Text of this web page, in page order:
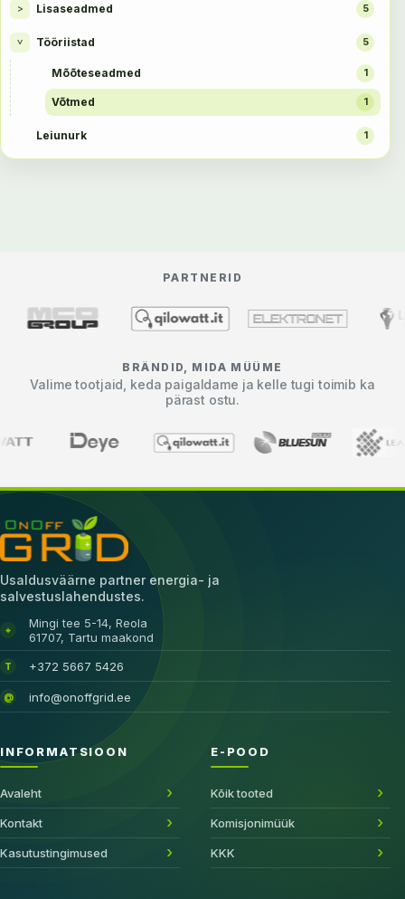
> Lisaseadmed 5
> Tööriistad 5
Mõõteseadmed 1
Võtmed 1
Leiunurk 1
PARTNERID
BRÄNDID, MIDA MÜÜME
Valime tootjaid, keda paigaldame ja kelle tugi toimib ka
pärast ostu.
Usaldusväärne partner energia- ja
salvestuslahendustes.
⌖
Mingi tee 5-14, Reola
61707, Tartu maakond
T +372 5667 5426
@ info@onoffgrid.ee
INFORMATSIOON
Avaleht
Kontakt
Kasutustingimused
E-POOD
Kõik tooted
Komisjonimüük
KKK